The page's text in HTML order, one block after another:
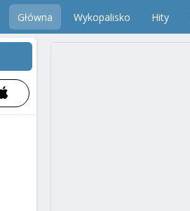
Główna Wykopalisko Hity